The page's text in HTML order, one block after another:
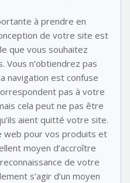
à prendre en
de votre site est
que vous souhaitez
Vous n’obtiendrez pas
navigation est confuse
pas à votre
cela peut ne pas être
aient quitté votre site.
web pour vos produits et
moyen d’accroître
de votre
s’agir d’un moyen